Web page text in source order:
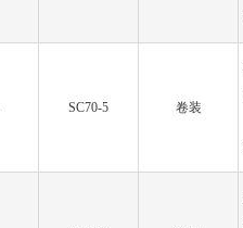
SC70-5 卷装